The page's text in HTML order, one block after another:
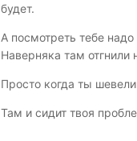
будет.
А посмотреть тебе
Наверняка там отгнили
Просто когда ты
Там и сидит твоя